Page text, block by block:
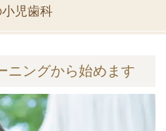
児歯科
ニングから始めます